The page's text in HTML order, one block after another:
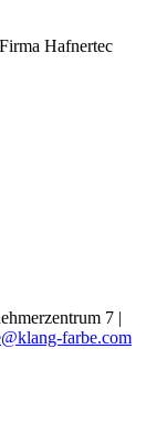
Hafnertec
7 |
farbe.com